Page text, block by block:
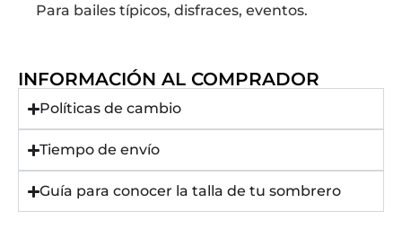
Para bailes típicos, disfraces, eventos.
INFORMACIÓN AL COMPRADOR
Políticas de cambio
Tiempo de envío
Guía para conocer la talla de tu sombrero